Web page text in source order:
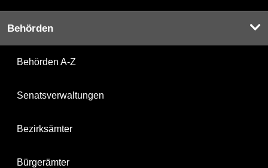
Behörden
Behörden A-Z
Senatsverwaltungen
Bezirksämter
Bürgerämter